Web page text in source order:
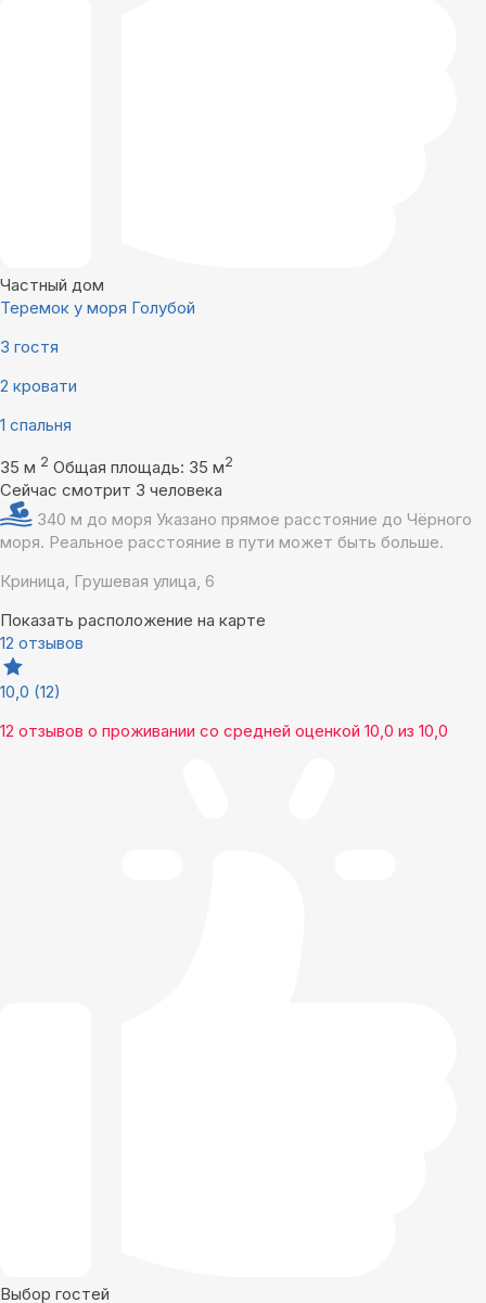
Частный дом
Теремок у моря Голубой
3 гостя
2 кровати
1 спальня
35 м 2 Общая площадь: 35 м2
Сейчас смотрит 3 человека
340 м до моря Указано прямое расстояние до Чёрного
моря. Реальное расстояние в пути может быть больше.
Криница, Грушевая улица, 6
Показать расположение на карте
12 отзывов
10,0 (12)
12 отзывов о проживании со средней оценкой 10,0 из 10,0
Выбор гостей